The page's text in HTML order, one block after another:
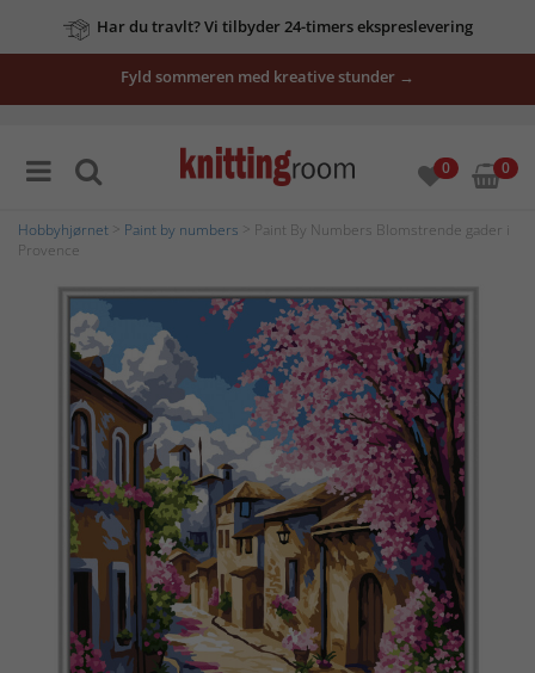
Har du travlt? Vi tilbyder 24-timers ekspreslevering
Fyld sommeren med kreative stunder →
0 0
Hobbyhjørnet Paint by numbers > Paint By Numbers Blomstrende gader i
Provence